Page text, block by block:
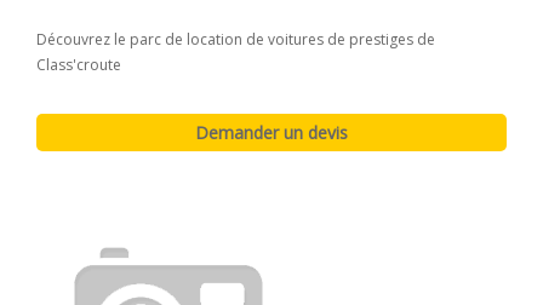
Découvrez le parc de location de voitures de prestiges de
Class'croute